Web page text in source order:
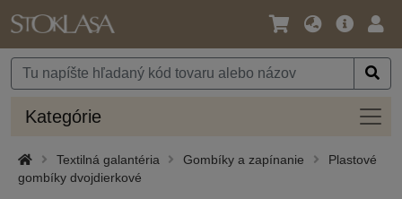
Jazyk
Mena
Hlavná
Kategórie
Textilná galantéria Gombíky a zapínanie
Plastové
gombíky dvojdierkové